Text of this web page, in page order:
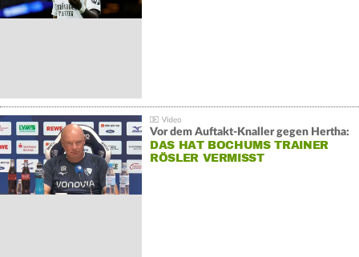
Vor dem Auftakt-Knaller gegen Hertha:
DAS HAT BOCHUMS TRAINER
RÖSLER VERMISST